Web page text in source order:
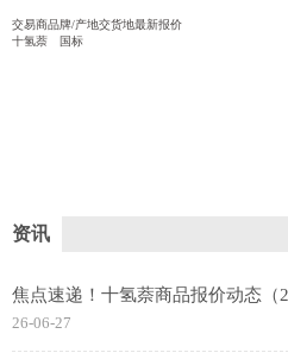
交易商品牌/产地交货地最新报价
十氢萘 国标
资讯
焦点速递！十氢萘商品报价动态（
26-06-27